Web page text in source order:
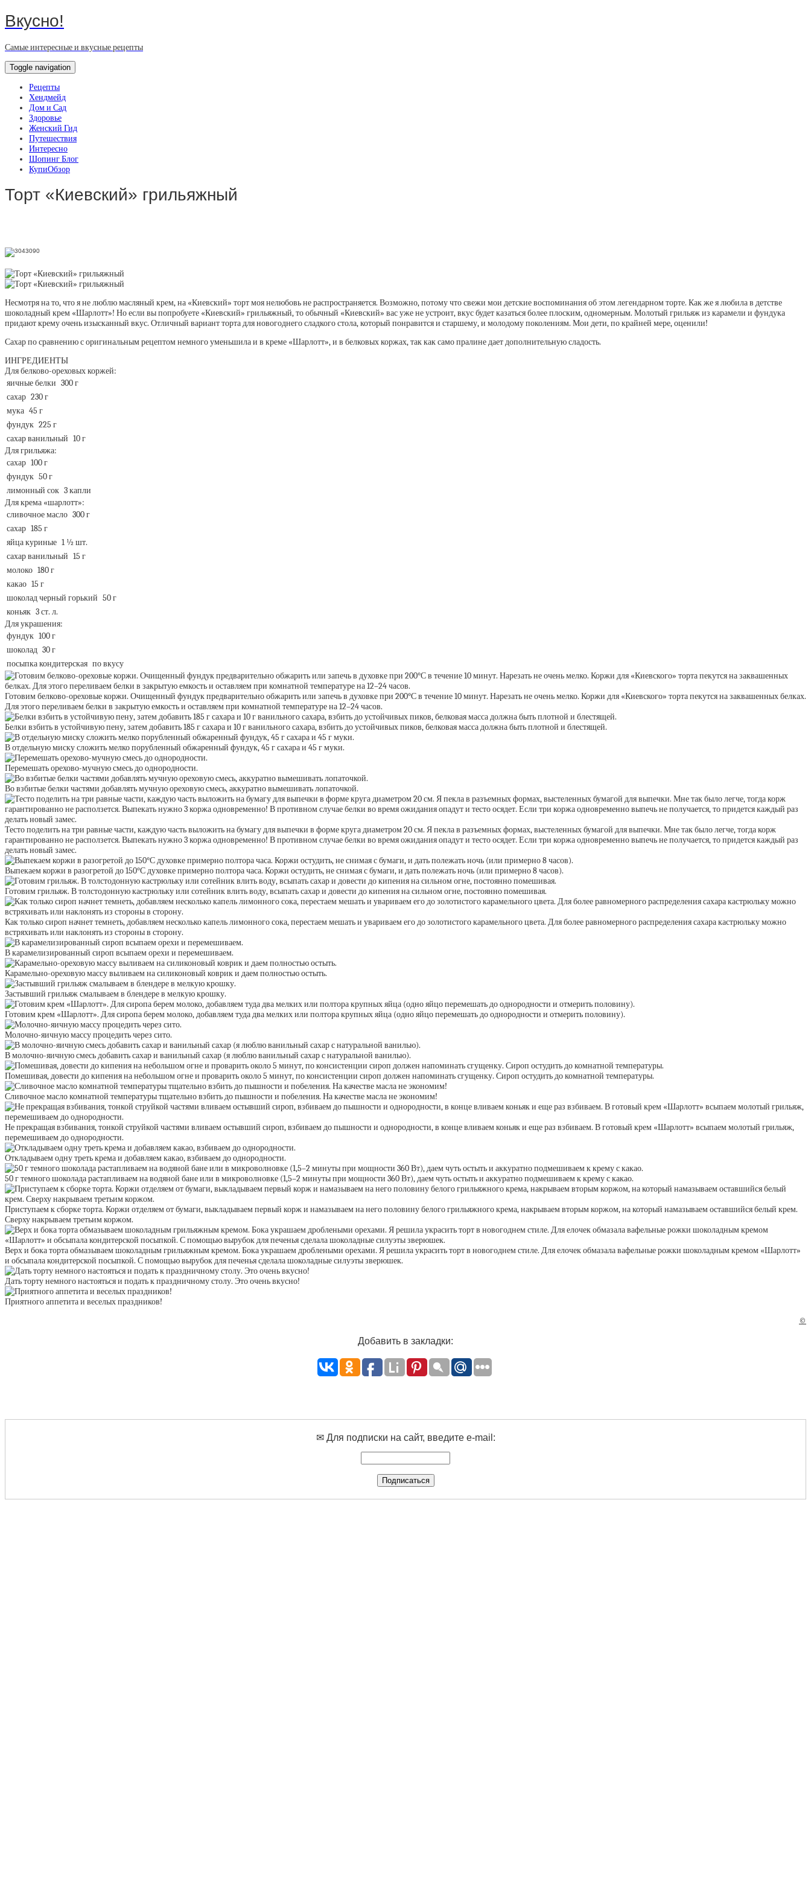
Вкусно!
Самые интересные и вкусные рецепты
Toggle navigation
Рецепты
Хендмейд
Дом и Сад
Здоровье
Женский Гид
Путешествия
Интересно
Шопинг Блог
КупиОбзор
Торт «Киевский» грильяжный
Несмотря на то, что я не люблю масляный крем, на «Киевский» торт моя нелюбовь не распространяется. Возможно, потому что свежи мои детские воспоминания об этом легендарном торте. Как же я любила в детстве
шоколадный крем «Шарлотт»! Но если вы попробуете «Киевский» грильяжный, то обычный «Киевский» вас уже не устроит, вкус будет казаться более плоским, одномерным. Молотый грильяж из карамели и фундука
придают крему очень изысканный вкус. Отличный вариант торта для новогоднего сладкого стола, который понравится и старшему, и молодому поколениям. Мои дети, по крайней мере, оценили!
Сахар по сравнению с оригинальным рецептом немного уменьшила и в креме «Шарлотт», и в белковых коржах, так как само пралине дает дополнительную сладость.
ИНГРЕДИЕНТЫ
Для белково-ореховых коржей:
яичные белки 300 г
сахар 230 г
мука 45 г
фундук 225 г
сахар ванильный 10 г
Для грильяжа:
сахар 100 г
фундук 50 г
лимонный сок 3 капли
Для крема «шарлотт»:
сливочное масло 300 г
сахар 185 г
яйца куриные 1 ½ шт.
сахар ванильный 15 г
молоко 180 г
какао 15 г
шоколад черный горький 50 г
коньяк 3 ст. л.
Для украшения:
фундук 100 г
шоколад 30 г
посыпка кондитерская по вкусу
Готовим белково-ореховые коржи. Очищенный фундук предварительно обжарить или запечь в духовке при 200°С в течение 10 минут. Нарезать не очень мелко. Коржи для «Киевского» торта пекутся на заквашенных белках.
Для этого переливаем белки в закрытую емкость и оставляем при комнатной температуре на 12–24 часов.
Белки взбить в устойчивую пену, затем добавить 185 г сахара и 10 г ванильного сахара, взбить до устойчивых пиков, белковая масса должна быть плотной и блестящей.
В отдельную миску сложить мелко порубленный обжаренный фундук, 45 г сахара и 45 г муки.
Перемешать орехово-мучную смесь до однородности.
Во взбитые белки частями добавлять мучную ореховую смесь, аккуратно вымешивать лопаточкой.
Тесто поделить на три равные части, каждую часть выложить на бумагу для выпечки в форме круга диаметром 20 см. Я пекла в разъемных формах, выстеленных бумагой для выпечки. Мне так было легче, тогда корж
гарантированно не расползется. Выпекать нужно 3 коржа одновременно! В противном случае белки во время ожидания опадут и тесто осядет. Если три коржа одновременно выпечь не получается, то придется каждый раз
делать новый замес.
Выпекаем коржи в разогретой до 150°С духовке примерно полтора часа. Коржи остудить, не снимая с бумаги, и дать полежать ночь (или примерно 8 часов).
Готовим грильяж. В толстодонную кастрюльку или сотейник влить воду, всыпать сахар и довести до кипения на сильном огне, постоянно помешивая.
Как только сироп начнет темнеть, добавляем несколько капель лимонного сока, перестаем мешать и увариваем его до золотистого карамельного цвета. Для более равномерного распределения сахара кастрюльку можно
встряхивать или наклонять из стороны в сторону.
В карамелизированный сироп всыпаем орехи и перемешиваем.
Карамельно-ореховую массу выливаем на силиконовый коврик и даем полностью остыть.
Застывший грильяж смалываем в блендере в мелкую крошку.
Готовим крем «Шарлотт». Для сиропа берем молоко, добавляем туда два мелких или полтора крупных яйца (одно яйцо перемешать до однородности и отмерить половину).
Молочно-яичную массу процедить через сито.
В молочно-яичную смесь добавить сахар и ванильный сахар (я люблю ванильный сахар с натуральной ванилью).
Помешивая, довести до кипения на небольшом огне и проварить около 5 минут, по консистенции сироп должен напоминать сгущенку. Сироп остудить до комнатной температуры.
Сливочное масло комнатной температуры тщательно взбить до пышности и побеления. На качестве масла не экономим!
Не прекращая взбивания, тонкой струйкой частями вливаем остывший сироп, взбиваем до пышности и однородности, в конце вливаем коньяк и еще раз взбиваем. В готовый крем «Шарлотт» всыпаем молотый грильяж,
перемешиваем до однородности.
Откладываем одну треть крема и добавляем какао, взбиваем до однородности.
50 г темного шоколада растапливаем на водяной бане или в микроволновке (1,5–2 минуты при мощности 360 Вт), даем чуть остыть и аккуратно подмешиваем к крему с какао.
Приступаем к сборке торта. Коржи отделяем от бумаги, выкладываем первый корж и намазываем на него половину белого грильяжного крема, накрываем вторым коржом, на который намазываем оставшийся белый крем.
Сверху накрываем третьим коржом.
Верх и бока торта обмазываем шоколадным грильяжным кремом. Бока украшаем дроблеными орехами. Я решила украсить торт в новогоднем стиле. Для елочек обмазала вафельные рожки шоколадным кремом «Шарлотт»
и обсыпала кондитерской посыпкой. С помощью вырубок для печенья сделала шоколадные силуэты зверюшек.
Дать торту немного настояться и подать к праздничному столу. Это очень вкусно!
Приятного аппетита и веселых праздников!
©
Добавить в закладки:
✉ Для подписки на сайт, введите e-mail: